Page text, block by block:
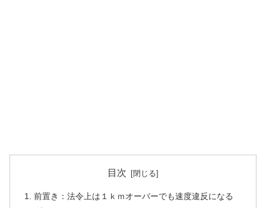
目次
前置き：法令上は１ｋｍオーバーでも速度違反になる